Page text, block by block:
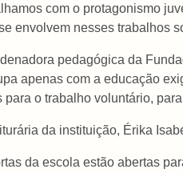
com o protagonismo
envolvem nesses trabalhos
pedagógica da
apenas com a educação
para o trabalho voluntário,
da instituição, Érika
da escola estão abertas